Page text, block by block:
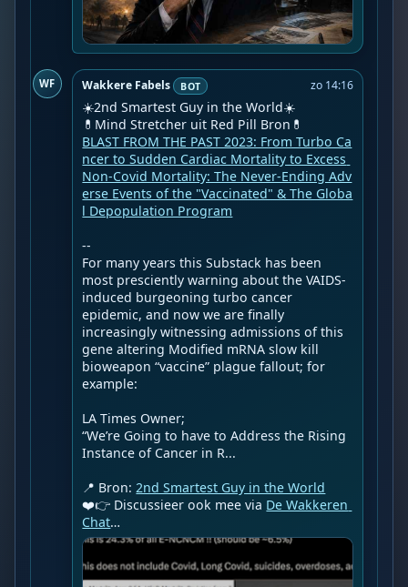
WF Wakkere Fabels BOT zo 14:16
☀️2nd Smartest Guy in the World☀️
BLAST FROM THE PAST 2023: From Turbo Ca
ncer to Sudden Cardiac Mortality to Excess
Non-Covid Mortality: The Never-Ending Adv
erse Events of the "Vaccinated" & The Globa
l Depopulation Program
--
For many years this Substack has been
most presciently warning about the VAIDS-
induced burgeoning turbo cancer
epidemic, and now we are finally
increasingly witnessing admissions of this
gene altering Modified mRNA slow kill
bioweapon “vaccine” plague fallout; for
example:
LA Times Owner;
“We’re Going to have to Address the Rising
Instance of Cancer in R...
📍 Bron: 2nd Smartest Guy in the World
❤️👉 Discussieer ook mee via De Wakkeren
Chat…